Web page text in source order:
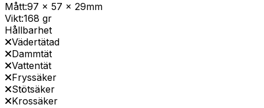
Mått:97 x 57 x 29mm
Vikt:168 gr
Hållbarhet
Vädertätad
Dammtät
Vattentät
Fryssäker
Stötsäker
Krossäker